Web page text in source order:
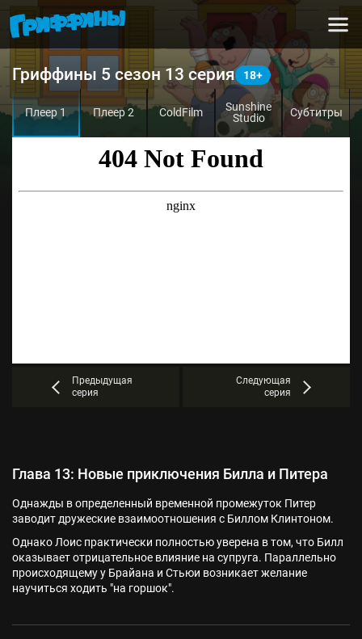
Гриффины 5 сезон 13 серия
Плеер 1 Плеер 2 ColdFilm
Sunshine
Studio
Субтитры
Предыдущая
серия
Следующая
серия
Глава 13: Новые приключения Билла и Питера
Однажды в определенный временной промежуток Питер
заводит дружеские взаимоотношения с Биллом Клинтоном.
Однако Лоис практически полностью уверена в том, что Билл
оказывает отрицательное влияние на супруга. Параллельно
происходящему у Брайана и Стьюи возникает желание
научиться ходить "на горшок".